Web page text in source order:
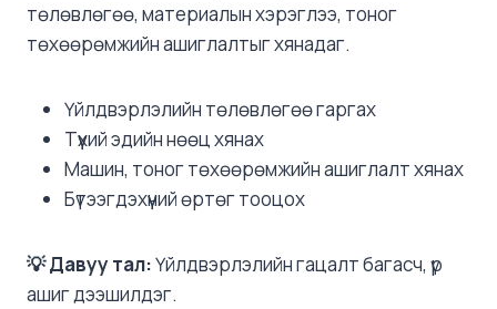
төлөвлөгөө, материалын хэрэглээ, тоног
төхөөрөмжийн ашиглалтыг хянадаг.
Үйлдвэрлэлийн төлөвлөгөө гаргах
Түүхий эдийн нөөц хянах
Машин, тоног төхөөрөмжийн ашиглалт хянах
Бүтээгдэхүүний өртөг тооцох
💡 Давуу тал:Үйлдвэрлэлийн гацалт багасч, үр
ашиг дээшилдэг.